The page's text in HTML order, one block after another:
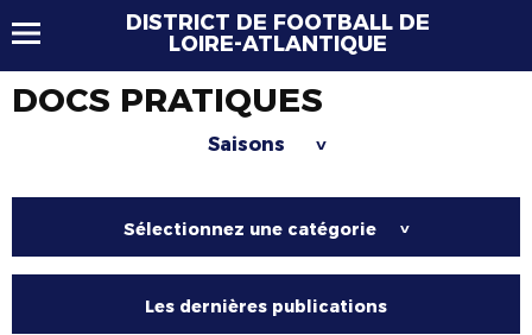
DISTRICT DE FOOTBALL DE
LOIRE-ATLANTIQUE
DOCS PRATIQUES
Saisons >
Sélectionnez une catégorie >
Les dernières publications